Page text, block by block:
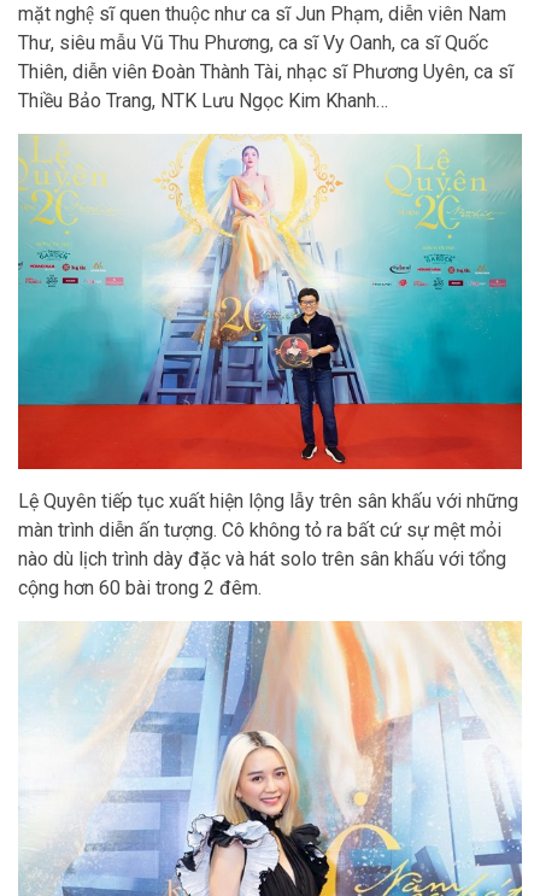
mặt nghệ sĩ quen thuộc như ca sĩ Jun Phạm, diễn viên Nam
Thư, siêu mẫu Vũ Thu Phương, ca sĩ Vy Oanh, ca sĩ Quốc
Thiên, diễn viên Đoàn Thành Tài, nhạc sĩ Phương Uyên, ca sĩ
Thiều Bảo Trang, NTK Lưu Ngọc Kim Khanh…
Lệ Quyên tiếp tục xuất hiện lộng lẫy trên sân khấu với những
màn trình diễn ấn tượng. Cô không tỏ ra bất cứ sự mệt mỏi
nào dù lịch trình dày đặc và hát solo trên sân khấu với tổng
cộng hơn 60 bài trong 2 đêm.